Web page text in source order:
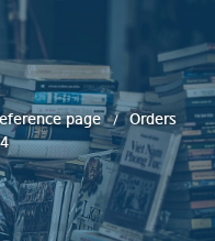
page
Orders